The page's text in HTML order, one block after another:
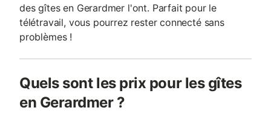
des gîtes en Gerardmer l'ont. Parfait pour le
télétravail, vous pourrez rester connecté sans
problèmes !
Quels sont les prix pour les gîtes
en Gerardmer ?